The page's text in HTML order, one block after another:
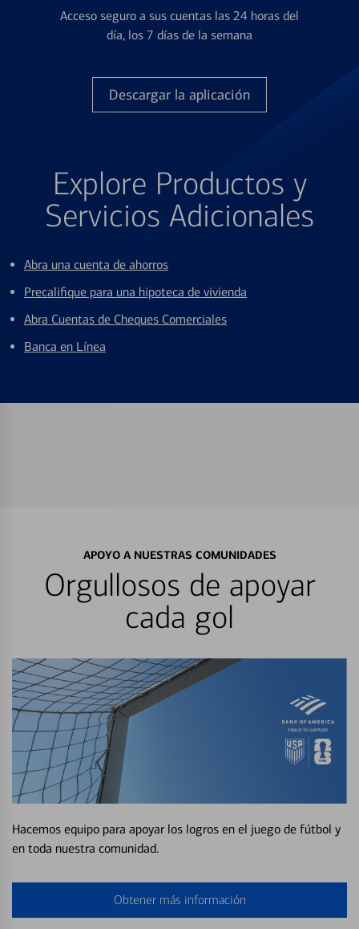
Acceso seguro a sus cuentas las 24 horas del
día, los 7 días de la semana
Descargar la aplicación
Explore Productos y
Servicios Adicionales
Abra una cuenta de ahorros
Precalifique para una hipoteca de vivienda
Abra Cuentas de Cheques Comerciales
Banca en Línea
APOYO A NUESTRAS COMUNIDADES
Orgullosos de apoyar
cada gol
Hacemos equipo para apoyar los logros en el juego de fútbol y
en toda nuestra comunidad.
Obtener más información